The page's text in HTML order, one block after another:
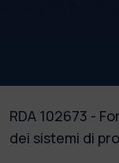
RDA 102673 -
dei sistemi di